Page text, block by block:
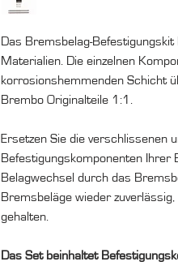
Das Bremsbelag-
Materialien. Die einzelnen
korrosionshemmenden Schicht
Brembo Originalteile 1:1.
Ersetzen Sie die verschlissenen
Befestigungskomponenten
Belagwechsel durch das
Bremsbeläge wieder
gehalten.
Das Set beinhaltet